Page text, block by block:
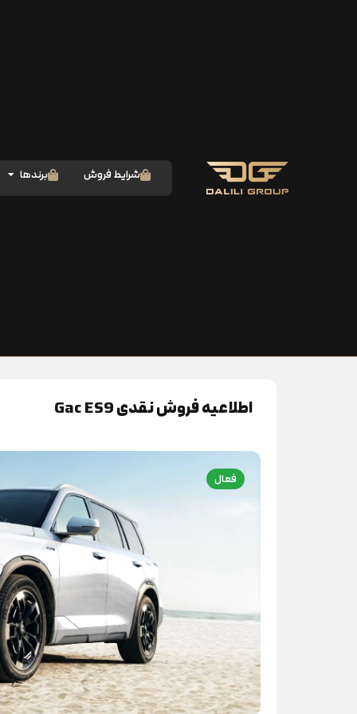
شرایط فروش برندها
اطلاعیه فروش نقدی Gac ES9
فعال